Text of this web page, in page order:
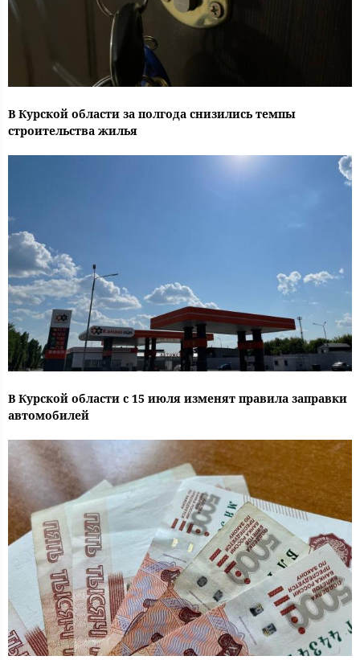
В Курской области за полгода снизились темпы
строительства жилья
В Курской области с 15 июля изменят правила заправки
автомобилей